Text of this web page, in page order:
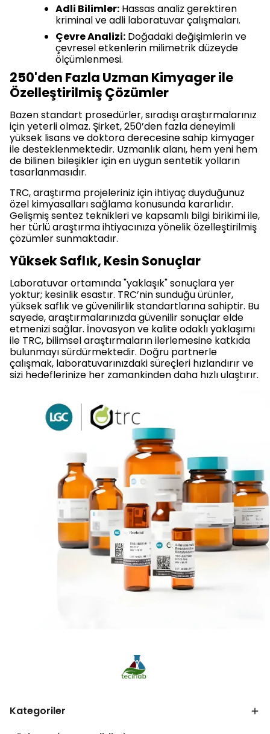
Adli Bilimler: Hassas analiz gerektiren
kriminal ve adli laboratuvar çalışmaları.
Çevre Analizi: Doğadaki değişimlerin ve
çevresel etkenlerin milimetrik düzeyde
ölçümlenmesi.
250'den Fazla Uzman Kimyager ile
Özelleştirilmiş Çözümler
Bazen standart prosedürler, sıradışı araştırmalarınız
için yeterli olmaz. Şirket, 250’den fazla deneyimli
yüksek lisans ve doktora derecesine sahip kimyager
ile desteklenmektedir. Uzmanlık alanı, hem yeni hem
de bilinen bileşikler için en uygun sentetik yolların
tasarlanmasıdır.
TRC, araştırma projeleriniz için ihtiyaç duyduğunuz
özel kimyasalları sağlama konusunda kararlıdır.
Gelişmiş sentez teknikleri ve kapsamlı bilgi birikimi ile,
her türlü araştırma ihtiyacınıza yönelik özelleştirilmiş
çözümler sunmaktadır.
Yüksek Saflık, Kesin Sonuçlar
Laboratuvar ortamında "yaklaşık" sonuçlara yer
yoktur; kesinlik esastır. TRC’nin sunduğu ürünler,
yüksek saflık ve güvenilirlik standartlarına sahiptir. Bu
sayede, araştırmalarınızda güvenilir sonuçlar elde
etmenizi sağlar. İnovasyon ve kalite odaklı yaklaşımı
ile TRC, bilimsel araştırmaların ilerlemesine katkıda
bulunmayı sürdürmektedir. Doğru partnerle
çalışmak, laboratuvarınızdaki süreçleri hızlandırır ve
sizi hedeflerinize her zamankinden daha hızlı ulaştırır.
Kategoriler